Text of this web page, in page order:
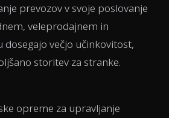
prevozov v svoje poslovanje
veleprodajnem in
večjo učinkovitost,
storitev za stranke.
opreme za upravljanje